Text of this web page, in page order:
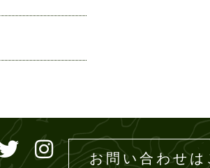
ズ お問い合わせ